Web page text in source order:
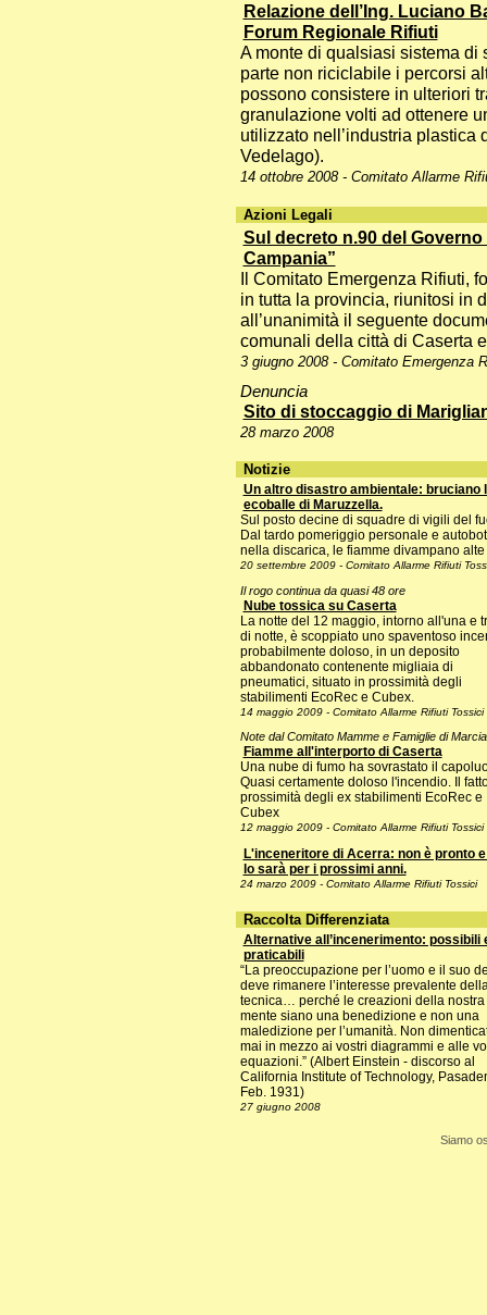
Relazione dell’Ing. Luciano
Forum Regionale Rifiuti
A monte di qualsiasi sistema di
parte non riciclabile i percorsi
possono consistere in ulteriori
granulazione volti ad ottenere
utilizzato nell’industria plastica
Vedelago).
14 ottobre 2008 - Comitato Allarme
Azioni Legali
Sul decreto n.90 del
Campania”
Il Comitato Emergenza Rifiuti,
in tutta la provincia, riunitosi in
all’unanimità il seguente
comunali della città di Caserta
3 giugno 2008 - Comitato Emergenza
Denuncia
Sito di stoccaggio di
28 marzo 2008
Notizie
Un altro disastro ambientale: bruciano
ecoballe di Maruzzella.
Sul posto decine di squadre di vigili del
Dal tardo pomeriggio personale e
nella discarica, le fiamme divampano alte
20 settembre 2009 - Comitato Allarme Rifiuti
Il rogo continua da quasi 48 ore
Nube tossica su Caserta
La notte del 12 maggio, intorno all'una e
di notte, è scoppiato uno spaventoso
probabilmente doloso, in un deposito
abbandonato contenente migliaia di
pneumatici, situato in prossimità degli
stabilimenti EcoRec e Cubex.
14 maggio 2009 - Comitato Allarme Rifiuti Tossici
Note dal Comitato Mamme e Famiglie di
Fiamme all'interporto di Caserta
Una nube di fumo ha sovrastato il
Quasi certamente doloso l'incendio. Il
prossimità degli ex stabilimenti EcoRec e
Cubex
12 maggio 2009 - Comitato Allarme Rifiuti Tossici
L'inceneritore di Acerra: non è pronto
lo sarà per i prossimi anni.
24 marzo 2009 - Comitato Allarme Rifiuti Tossici
Raccolta Differenziata
Alternative all’incenerimento: possibili
praticabili
“La preoccupazione per l’uomo e il suo
deve rimanere l’interesse prevalente
tecnica… perché le creazioni della nostra
mente siano una benedizione e non una
maledizione per l’umanità. Non
mai in mezzo ai vostri diagrammi e alle
equazioni.” (Albert Einstein - discorso al
California Institute of Technology,
Feb. 1931)
27 giugno 2008
Siamo